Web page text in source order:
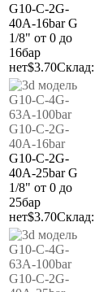
G10-C-2G-
40A-16barG
1/8" от 0 до
16бар
нет$3.70Склад:
G10-C-2G-
40A-25barG
1/8" от 0 до
25бар
нет$3.70Склад: